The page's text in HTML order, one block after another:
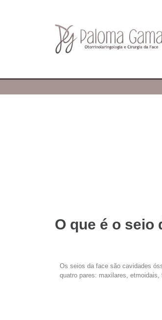
O que é o seio
Os seios da face são cavidades
quatro pares: maxilares,